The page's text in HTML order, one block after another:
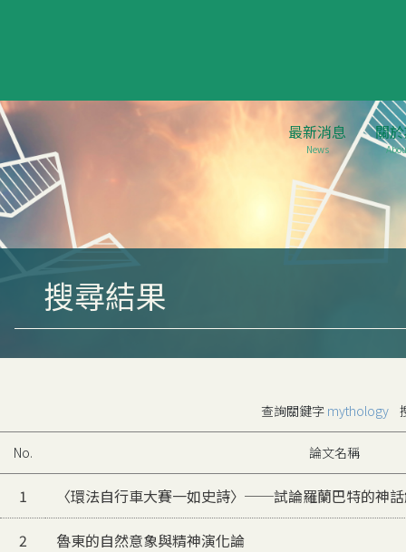
最新消息
News
關
搜尋結果
查詢關鍵字 mythology
No. 論文名稱
1 〈環法自行車大賽一如史詩〉──試論羅蘭巴特的神
2 魯東的自然意象與精神演化論